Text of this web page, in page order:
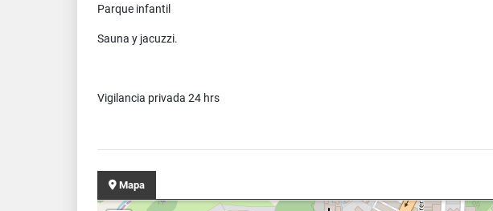
Parque infantil
Sauna y jacuzzi.
Vigilancia privada 24 hrs
Mapa